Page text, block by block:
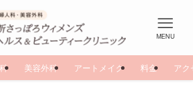
MENU
美容外科 アートメイク 料金 アク